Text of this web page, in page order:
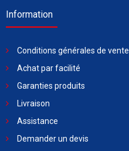
Information
Conditions générales de vente
Achat par facilité
Garanties produits
Livraison
Assistance
Demander un devis